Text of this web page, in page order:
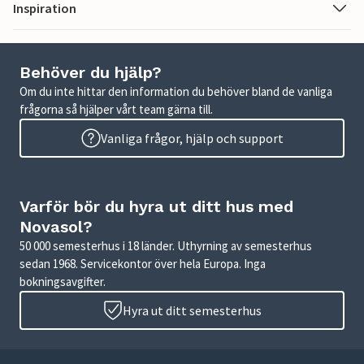
Inspiration
Behöver du hjälp?
Om du inte hittar den information du behöver bland de vanliga
frågorna så hjälper vårt team gärna till.
Vanliga frågor, hjälp och support
Varför bör du hyra ut ditt hus med
Novasol?
50 000 semesterhus i 18 länder. Uthyrning av semesterhus
sedan 1968. Servicekontor över hela Europa. Inga
bokningsavgifter.
Hyra ut ditt semesterhus